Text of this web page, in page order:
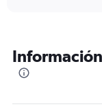
categories.
The